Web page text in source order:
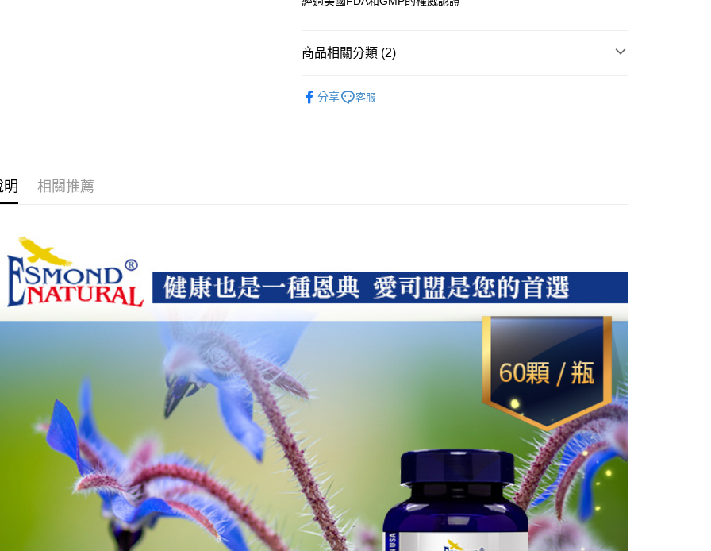
每筆NT$60，滿NT$1,000(含以上)免運費
每筆NT$60，滿NT$1,000(含以上)免運費
商品相關分類 (2)
分享 客服
明 相關推薦